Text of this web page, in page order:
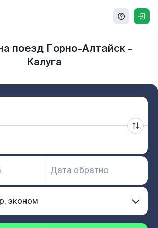
поезд Горно-Алтайск -
Калуга